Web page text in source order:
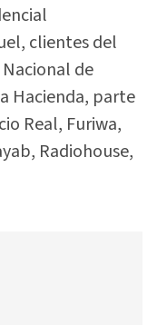
clientes del
de
Hacienda, parte
Real, Furiwa,
Radiohouse,